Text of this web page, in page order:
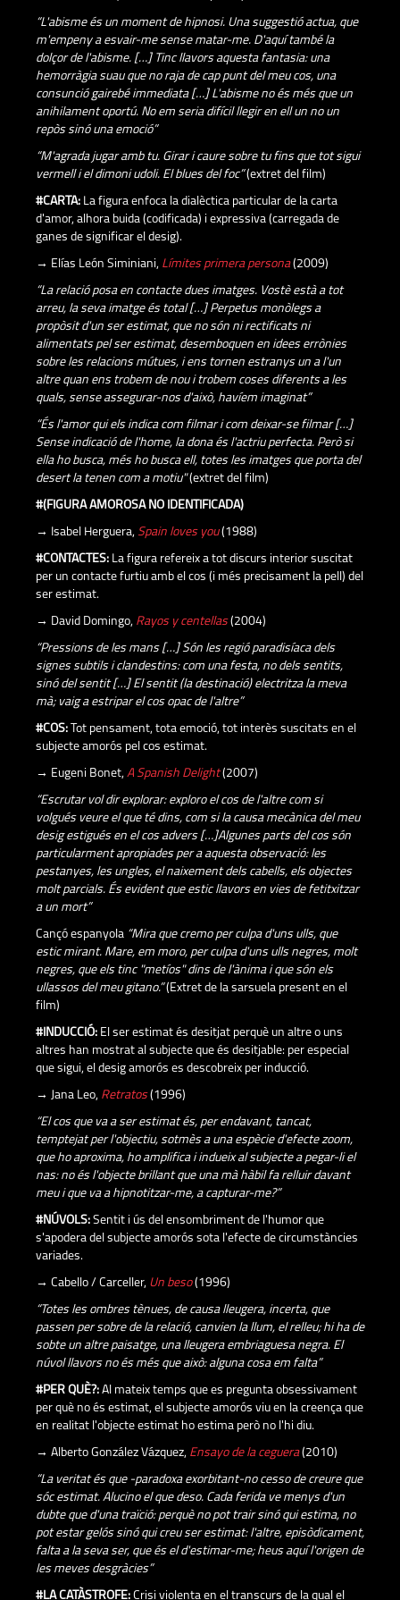
“L'abisme és un moment de hipnosi. Una suggestió actua, que
m'empeny a esvair-me sense matar-me. D'aquí també la
dolçor de l'abisme. […] Tinc llavors aquesta fantasia: una
hemorràgia suau que no raja de cap punt del meu cos, una
consunció gairebé immediata […] L'abisme no és més que un
anihilament oportú. No em seria difícil llegir en ell un no un
repòs sinó una emoció”
“M'agrada jugar amb tu. Girar i caure sobre tu fins que tot sigui
vermell i el dimoni udoli. El blues del foc”(extret del film)
#CARTA: La figura enfoca la dialèctica particular de la carta
d'amor, alhora buida (codificada) i expressiva (carregada de
ganes de significar el desig).
→ Elías León Siminiani, Límites primera persona(2009)
“La relació posa en contacte dues imatges. Vostè està a tot
arreu, la seva imatge és total […] Perpetus monòlegs a
propòsit d'un ser estimat, que no són ni rectificats ni
alimentats pel ser estimat, desemboquen en idees errònies
sobre les relacions mútues, i ens tornen estranys un a l'un
altre quan ens trobem de nou i trobem coses diferents a les
quals, sense assegurar-nos d'això, havíem imaginat”
“És l'amor qui els indica com filmar i com deixar-se filmar […]
Sense indicació de l'home, la dona és l'actriu perfecta. Però si
ella ho busca, més ho busca ell, totes les imatges que porta del
desert la tenen com a motiu"(extret del film)
#(FIGURA AMOROSA NO IDENTIFICADA)
→ Isabel Herguera, Spain loves you (1988)
#CONTACTES: La figura refereix a tot discurs interior suscitat
per un contacte furtiu amb el cos (i més precisament la pell) del
ser estimat.
→ David Domingo, Rayos y centellas(2004)
“Pressions de les mans […] Són les regió paradisíaca dels
signes subtils i clandestins: com una festa, no dels sentits,
sinó del sentit […] El sentit (la destinació) electritza la meva
mà; vaig a estripar el cos opac de l'altre”
#COS: Tot pensament, tota emoció, tot interès suscitats en el
subjecte amorós pel cos estimat.
→ Eugeni Bonet, A Spanish Delight(2007)
“Escrutar vol dir explorar: exploro el cos de l'altre com si
volgués veure el que té dins, com si la causa mecànica del meu
desig estigués en el cos advers […]Algunes parts del cos són
particularment apropiades per a aquesta observació: les
pestanyes, les ungles, el naixement dels cabells, els objectes
molt parcials. És evident que estic llavors en vies de fetitxitzar
a un mort”
Cançó espanyola “Mira que cremo per culpa d'uns ulls, que
estic mirant. Mare, em moro, per culpa d'uns ulls negres, molt
negres, que els tinc "metíos" dins de l'ànima i que són els
ullassos del meu gitano.”(Extret de la sarsuela present en el
film)
#INDUCCIÓ: El ser estimat és desitjat perquè un altre o uns
altres han mostrat al subjecte que és desitjable: per especial
que sigui, el desig amorós es descobreix per inducció.
→ Jana Leo, Retratos(1996)
“El cos que va a ser estimat és, per endavant, tancat,
temptejat per l'objectiu, sotmès a una espècie d'efecte zoom,
que ho aproxima, ho amplifica i indueix al subjecte a pegar-li el
nas: no és l'objecte brillant que una mà hàbil fa relluir davant
meu i que va a hipnotitzar-me, a capturar-me?”
#NÚVOLS: Sentit i ús del ensombriment de l'humor que
s'apodera del subjecte amorós sota l'efecte de circumstàncies
variades.
→ Cabello / Carceller, Un beso(1996)
“Totes les ombres tènues, de causa lleugera, incerta, que
passen per sobre de la relació, canvien la llum, el relleu; hi ha de
sobte un altre paisatge, una lleugera embriaguesa negra. El
núvol llavors no és més que això: alguna cosa em falta”
#PER QUÈ?: Al mateix temps que es pregunta obsessivament
per què no és estimat, el subjecte amorós viu en la creença que
en realitat l'objecte estimat ho estima però no l'hi diu.
→ Alberto González Vázquez, Ensayo de la ceguera(2010)
“La veritat és que -paradoxa exorbitant-no cesso de creure que
sóc estimat. Alucino el que deso. Cada ferida ve menys d'un
dubte que d'una traïció: perquè no pot trair sinó qui estima, no
pot estar gelós sinó qui creu ser estimat: l'altre, episòdicament,
falta a la seva ser, que és el d'estimar-me; heus aquí l'origen de
les meves desgràcies”
#LA CATÀSTROFE: Crisi violenta en el transcurs de la qual el